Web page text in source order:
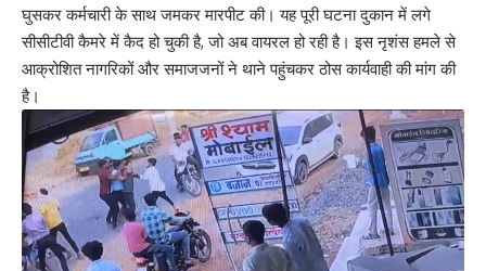
घुसकर कर्मचारी के साथ जमकर मारपीट की। यह पूरी घटना दुकान में लगे
सीसीटीवी कैमरे में कैद हो चुकी है, जो अब वायरल हो रही है। इस नृशंस हमले से
आक्रोशित नागरिकों और समाजजनों ने थाने पहुंचकर ठोस कार्यवाही की मांग की
है।